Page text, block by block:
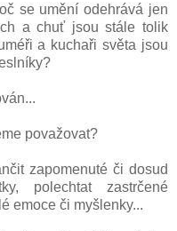
se umění odehrává jen
a chuť jsou stále tolik
a kuchaři světa jsou
považovat?
zapomenuté či dosud
polechtat zastrčené
emoce či myšlenky...